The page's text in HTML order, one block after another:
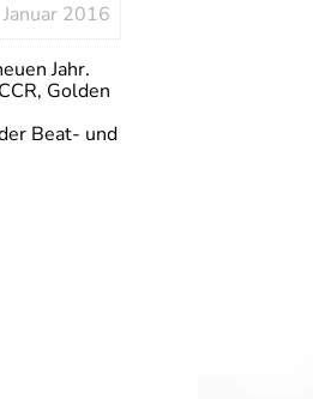
2016
Jahr.
Golden
Beat- und